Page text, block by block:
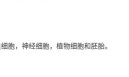
胞，神经细胞，植物细胞和胚胎。